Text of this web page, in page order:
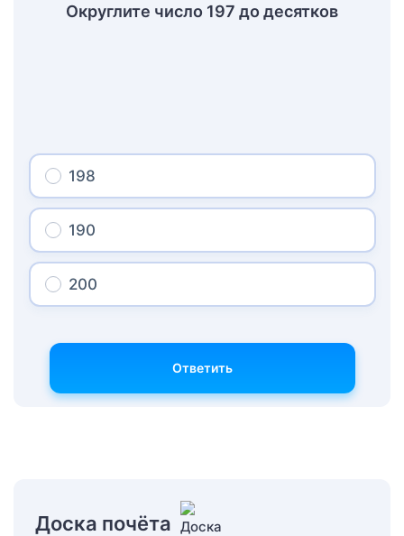
Округлите число 197 до десятков
198
190
200
Ответить
Доска почёта